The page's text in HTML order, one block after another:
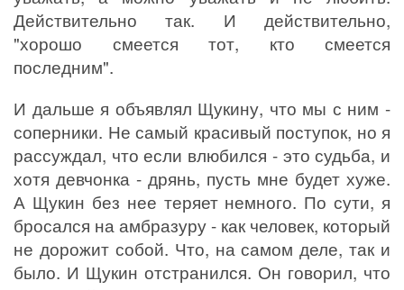
Действительно так. И действительно,
"хорошо смеется тот, кто смеется
последним".
И дальше я объявлял Щукину, что мы с ним -
соперники. Не самый красивый поступок, но я
рассуждал, что если влюбился - это судьба, и
хотя девчонка - дрянь, пусть мне будет хуже.
А Щукин без нее теряет немного. По сути, я
бросался на амбразуру - как человек, который
не дорожит собой. Что, на самом деле, так и
было. И Щукин отстранился. Он говорил, что